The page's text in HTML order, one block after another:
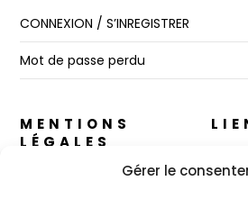
Gérer le
CONNEXION / S’INREGISTRER
Mot de passe perdu
MENTIONS
LÉGALES
Règles de Confidentialité